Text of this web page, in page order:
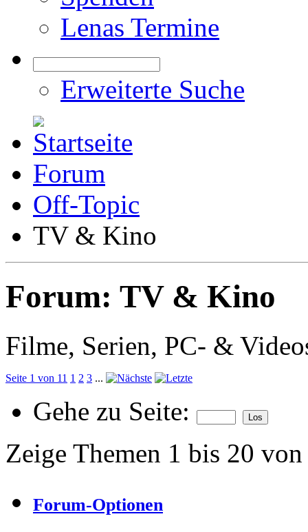
Lenas Termine
Erweiterte Suche
Forum
Off-Topic
TV & Kino
Forum: TV & Kino
Filme, Serien, PC- &
Seite 1 von 11 1 2 3 ...
Gehe zu Seite:
Zeige Themen 1 bis 20
Forum-Optionen